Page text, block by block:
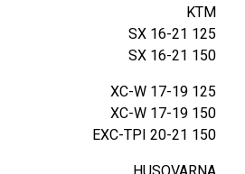
KTM
125 SX 16-21
150 SX 16-21
125 XC-W 17-19
150 XC-W 17-19
150 EXC-TPI 20-21